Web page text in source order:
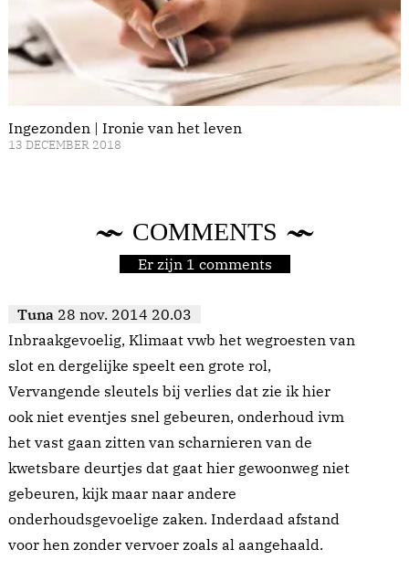
Ingezonden | Ironie van het leven
13 DECEMBER 2018
COMMENTS
Er zijn 1 comments
Tuna 28 nov. 2014 20.03
Inbraakgevoelig, Klimaat vwb het wegroesten van
slot en dergelijke speelt een grote rol,
Vervangende sleutels bij verlies dat zie ik hier
ook niet eventjes snel gebeuren, onderhoud ivm
het vast gaan zitten van scharnieren van de
kwetsbare deurtjes dat gaat hier gewoonweg niet
gebeuren, kijk maar naar andere
onderhoudsgevoelige zaken. Inderdaad afstand
voor hen zonder vervoer zoals al aangehaald.